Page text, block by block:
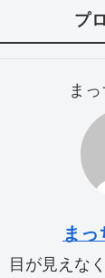
プ
ま
まっ
目が見えな